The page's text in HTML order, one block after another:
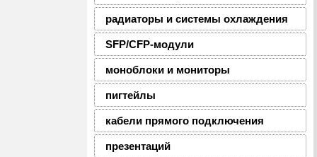
радиаторы и системы охлаждения
SFP/CFP-модули
моноблоки и мониторы
пигтейлы
кабели прямого подключения
презентаций